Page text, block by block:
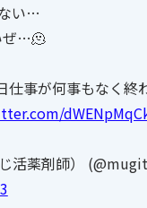
い…
ぜ…🫠
仕事が何事もなく終
活薬剤師）